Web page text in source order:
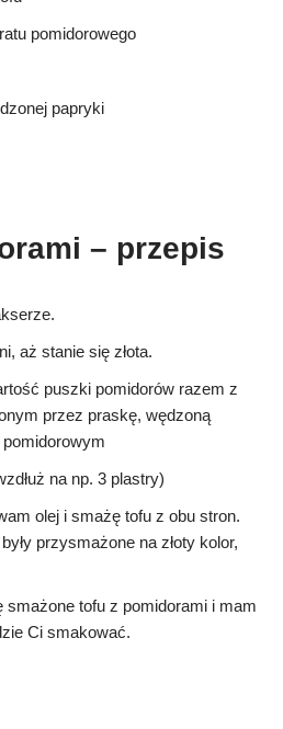
pomidorowego
papryki
– przepis
aż stanie się złota.
puszki pomidorów razem z
przez praskę, wędzoną
na np. 3 plastry)
olej i smażę tofu z obu stron.
przysmażone na złoty kolor,
smażone tofu z pomidorami i mam
Ci smakować.